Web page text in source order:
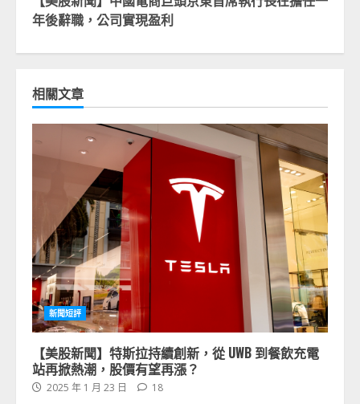
年後辭職，公司實現盈利
相關文章
新聞短評
【美股新聞】特斯拉持續創新，從 UWB 到餐飲充電
站再掀熱潮，股價有望再漲？
2025 年 1 月 23 日 18